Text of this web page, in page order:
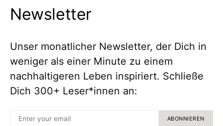
Newsletter
Unser monatlicher Newsletter, der Dich in
weniger als einer Minute zu einem
nachhaltigeren Leben inspiriert. Schließe
Dich 300+ Leser*innen an:
ABONNIEREN